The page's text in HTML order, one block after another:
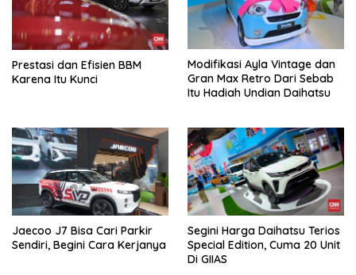
Prestasi dan Efisien BBM
Karena Itu Kunci
Modifikasi Ayla Vintage dan
Gran Max Retro Dari Sebab
Itu Hadiah Undian Daihatsu
Jaecoo J7 Bisa Cari Parkir
Sendiri, Begini Cara Kerjanya
Segini Harga Daihatsu Terios
Special Edition, Cuma 20 Unit
Di GIIAS